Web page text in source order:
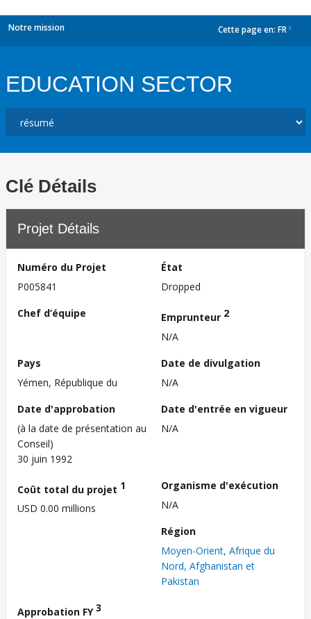
Notre mission Cette page en: FR
EDUCATION SECTOR
Clé Détails
Projet Détails
Numéro du Projet
P005841
État
Dropped
Chef d’équipe
Emprunteur 2
N/A
Pays
Yémen, République du
Date de divulgation
N/A
Date d'approbation
(à la date de présentation au
Conseil)
30 juin 1992
Date d'entrée en vigueur
N/A
Coût total du projet 1
USD 0.00 millions
Organisme d'exécution
N/A
Région
Moyen-Orient, Afrique du
Nord, Afghanistan et
Pakistan
Approbation FY3